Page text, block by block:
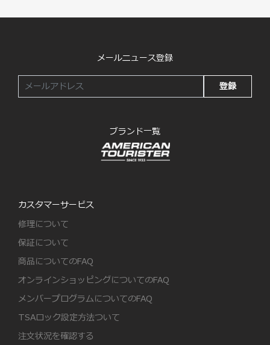
メールニュース登録
登録
ブランド一覧
カスタマーサービス
修理について
保証について
商品についてのFAQ
オンラインショッピングについてのFAQ
メンバープログラムについてのFAQ
TSAロック設定方法ついて
注文状況を確認する